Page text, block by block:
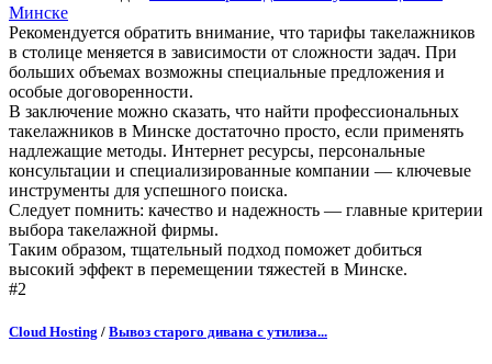
Минске
Рекомендуется обратить внимание, что тарифы такелажников
в столице меняется в зависимости от сложности задач. При
больших объемах возможны специальные предложения и
особые договоренности.
В заключение можно сказать, что найти профессиональных
такелажников в Минске достаточно просто, если применять
надлежащие методы. Интернет ресурсы, персональные
консультации и специализированные компании — ключевые
инструменты для успешного поиска.
Следует помнить: качество и надежность — главные критерии
выбора такелажной фирмы.
Таким образом, тщательный подход поможет добиться
высокий эффект в перемещении тяжестей в Минске.
#2
Cloud Hosting / Вывоз старого дивана с утилиза...